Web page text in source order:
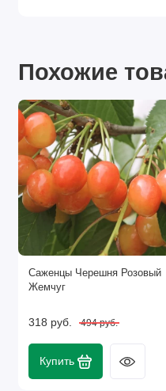
Похожие
Саженцы Черешня Розовый
Жемчуг
318 руб. 494 руб.
Купить